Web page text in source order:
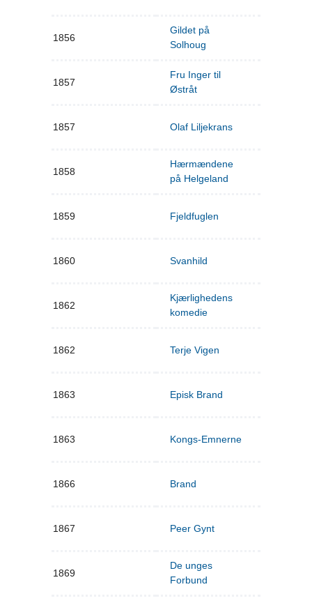
1856
Gildet på
Solhoug
1857
Fru Inger til
Østråt
1857 Olaf Liljekrans
1858
Hærmændene
på Helgeland
1859 Fjeldfuglen
1860 Svanhild
1862
Kjærlighedens
komedie
1862 Terje Vigen
1863 Episk Brand
1863 Kongs-Emnerne
1866 Brand
1867 Peer Gynt
1869
De unges
Forbund